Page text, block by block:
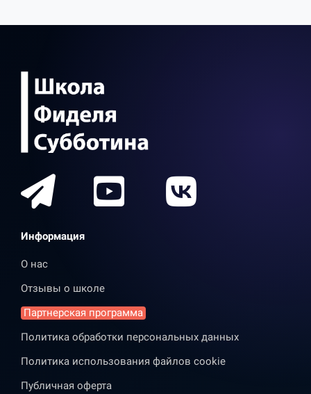
Информация
О нас
Отзывы о школе
Партнерская программа
Политика обработки персональных данных
Политика использования файлов cookie
Публичная оферта